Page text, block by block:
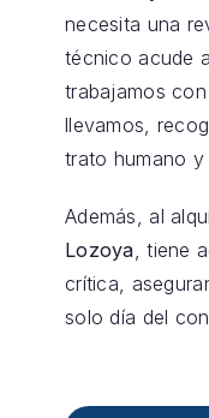
necesita una
técnico acude
trabajamos
llevamos,
trato humano y
Además, al
Lozoya, tiene
crítica,
solo día del